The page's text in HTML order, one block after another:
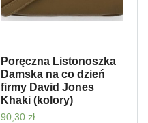
Poręczna Listonoszka
Damska na co dzień
firmy David Jones
Khaki (kolory)
90,30 zł